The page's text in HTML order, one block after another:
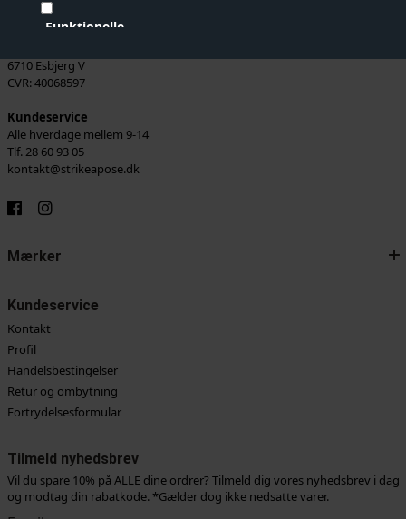
Funktionelle
Statistiske
Kontakt
Strike A Pose
6710 Esbjerg V
CVR: 40068597
Kundeservice
Alle hverdage mellem 9-14
Tlf. 28 60 93 05
kontakt@strikeapose.dk
Mærker
Kundeservice
Kontakt
Profil
Handelsbestingelser
Retur og ombytning
Fortrydelsesformular
Tilmeld nyhedsbrev
Vil du spare 10% på ALLE dine ordrer? Tilmeld dig vores nyhedsbrev i dag
og modtag din rabatkode. *Gælder dog ikke nedsatte varer.